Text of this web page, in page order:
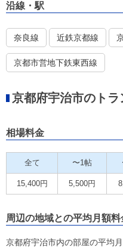
沿線・駅
奈良線 近鉄京都線
京都市営地下鉄東西線
京都府宇治市のト
相場料金
全て 〜1帖
15,400円 5,500円
周辺の地域との平均月額料
京都府宇治市内の部屋の平均